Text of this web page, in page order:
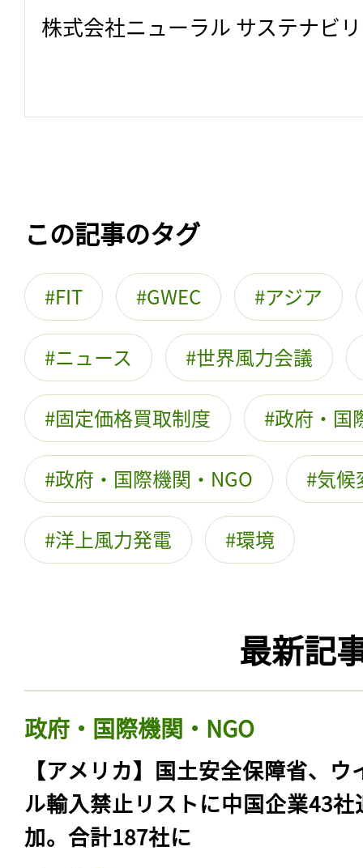
株式会社ニューラル サステナビ
この記事のタグ
FIT GWEC アジア
ニュース 世界風力会議
固定価格買取制度 政府・国
政府・国際機関・NGO 気候
洋上風力発電 環境
最新記
政府・国際機関・NGO
【アメリカ】国土安全保障省、ウ
ル輸入禁止リストに中国企業43社
加。合計187社に